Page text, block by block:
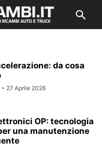
da cosa
- 27 Aprile 2026
OP: tecnologia
una manutenzione